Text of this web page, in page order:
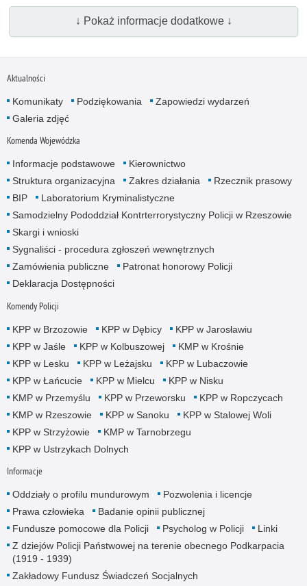
↓ Pokaż informacje dodatkowe ↓
Aktualności
Komunikaty Podziękowania
Zapowiedzi wydarzeń
Galeria zdjęć
Komenda Wojewódzka
Informacje podstawowe
Kierownictwo
Struktura organizacyjna
Zakres działania
Rzecznik prasowy
BIP
Laboratorium Kryminalistyczne
Samodzielny Pododdział Kontrterrorystyczny Policji w Rzeszowie
Skargi i wnioski
Sygnaliści - procedura zgłoszeń wewnętrznych
Zamówienia publiczne
Patronat honorowy Policji
Deklaracja Dostępności
Komendy Policji
KPP w Brzozowie KPP w Dębicy
KPP w Jarosławiu
KPP w Jaśle
KPP w Kolbuszowej
KMP w Krośnie
KPP w Lesku
KPP w Leżajsku
KPP w Lubaczowie
KPP w Łańcucie
KPP w Mielcu
KPP w Nisku
KMP w Przemyślu
KPP w Przeworsku
KPP w Ropczycach
KMP w Rzeszowie
KPP w Sanoku
KPP w Stalowej Woli
KPP w Strzyżowie
KMP w Tarnobrzegu
KPP w Ustrzykach Dolnych
Informacje
Oddziały o profilu mundurowym
Pozwolenia i licencje
Prawa człowieka
Badanie opinii publicznej
Fundusze pomocowe dla Policji
Psycholog w Policji
Linki
Z dziejów Policji Państwowej na terenie obecnego Podkarpacia
(1919 - 1939)
Zakładowy Fundusz Świadczeń Socjalnych